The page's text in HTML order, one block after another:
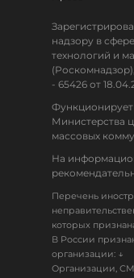
надзору в
технологий и
- 65426 от
Министерства
массовых
На
Перечень
которых
В России
организации: ↓
Организации,